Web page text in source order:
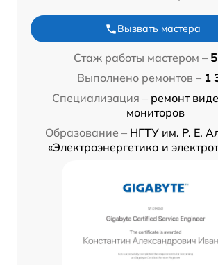
Вызвать мастера
Стаж работы мастером –
Выполнено ремонтов – 1
Специализация – ремонт
мониторов
Образование – НГТУ им. Р. Е.
«Электроэнергетика и